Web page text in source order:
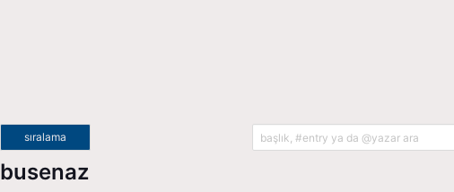
sıralama
busenaz